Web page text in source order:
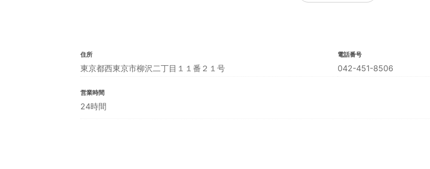
住所
東京都西東京市柳沢二丁目１１番２１号
電話番号
042-451-8506
営業時間
24時間